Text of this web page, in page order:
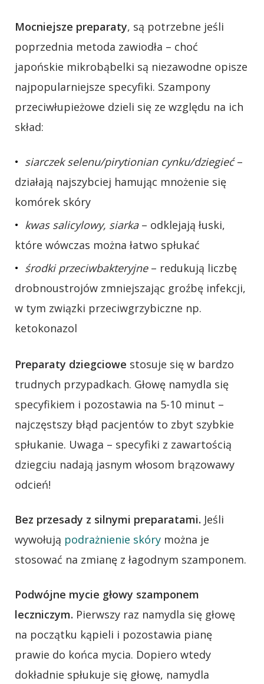
Mocniejsze preparaty, są potrzebne jeśli
poprzednia metoda zawiodła – choć
japońskie mikrobąbelki są niezawodne opisze
najpopularniejsze specyfiki. Szampony
przeciwłupieżowe dzieli się ze względu na ich
skład:
siarczek selenu/pirytionian cynku/dziegieć–
działają najszybciej hamując mnożenie się
komórek skóry
kwas salicylowy, siarka– odklejają łuski,
które wówczas można łatwo spłukać
środki przeciwbakteryjne– redukują liczbę
drobnoustrojów zmniejszając groźbę infekcji,
w tym związki przeciwgrzybiczne np.
ketokonazol
Preparaty dziegciowe stosuje się w bardzo
trudnych przypadkach. Głowę namydla się
specyfikiem i pozostawia na 5-10 minut –
najczęstszy błąd pacjentów to zbyt szybkie
spłukanie. Uwaga – specyfiki z zawartością
dziegciu nadają jasnym włosom brązowawy
odcień!
Bez przesady z silnymi preparatami. Jeśli
wywołują podrażnienie skóry można je
stosować na zmianę z łagodnym szamponem.
Podwójne mycie głowy szamponem
leczniczym. Pierwszy raz namydla się głowę
na początku kąpieli i pozostawia pianę
prawie do końca mycia. Dopiero wtedy
dokładnie spłukuje się głowę, namydla